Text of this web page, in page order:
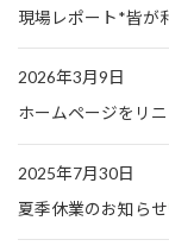
現場レポート*皆が
2026年3月9日
ホームページをリ
2025年7月30日
夏季休業のお知らせ